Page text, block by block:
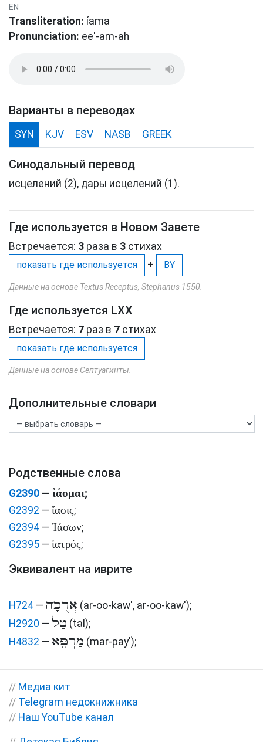
EN
Transliteration: íama
Pronunciation: ee'-am-ah
Варианты в переводах
SYN KJV ESV NASB GREEK
Синодальный перевод
исцелений (2), дары исцелений (1).
Где используется в Новом Завете
Встречается: 3 раза в 3 стихах
показать где используется + BY
Данные на основе Textus Receptus, Stephanus 1550.
Где используется LXX
Встречается: 7 раз в 7 стихах
показать где используется
Данные на основе Септуагинты.
Дополнительные словари
Родственные слова
G2390 — ἰάομαι;
G2392 — ἴασις;
G2394 — Ἰάσων;
G2395 — ἰατρός;
Эквивалент на иврите
H724 — אֲרֻכָה (ar-oo-kaw', ar-oo-kaw');
H2920 — טַל (tal);
H4832 — מַרְפֵּא (mar-pay');
// Медиа кит
// Telegram недокнижника
// Наш YouTube канал